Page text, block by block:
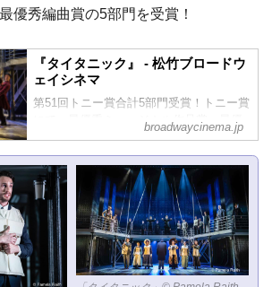
優秀編曲賞の5部門を受賞！
『タイタニック』 - 松竹ブロードウ
ェイシネマ
第51回トニー賞合計5部門受賞！トニー賞
にて、最優秀ミュージカル作品賞、最優
秀ミュージカル脚本賞、最優秀作詞作曲
賞、最優秀ミュージカル装置デザイン
賞、最優秀編曲賞の5部門を受賞！
世界中が涙した、愛と感動のヒューマン
ドラマの超大作！巨匠モーリー・イェス
トンが奏でる美しく壮大な音楽に、史実
に基づいた真実のストーリーが紡がれて
いくー。
" 運命か、宿命か。夢の航海に、史実あ
broadwaycinema.jp